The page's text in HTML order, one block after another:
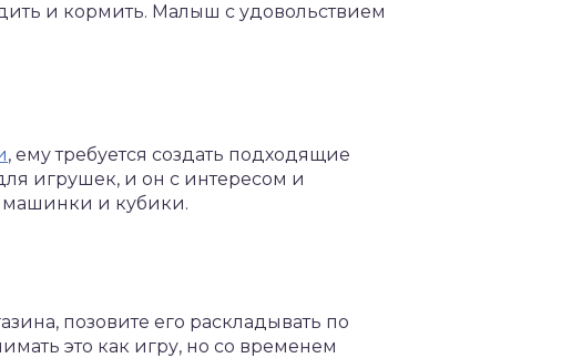
и кормить. Малыш с удовольствием
, ему требуется создать подходящие
игрушек, и он с интересом и
машинки и кубики.
позовите его раскладывать по
это как игру, но со временем